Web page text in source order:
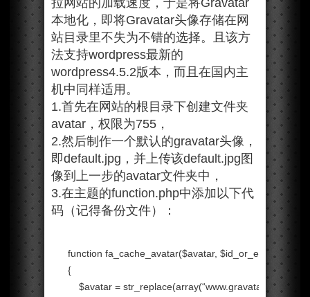
拉网站的加载速度，于是将Gravatar
本地化，即将Gravatar头像存储在网
站目录里不失为不错的选择。且该方
法支持wordpress最新的
wordpress4.5.2版本，而且在国内主
机中同样适用。
1.首先在网站的根目录下创建文件夹
avatar，权限为755，
2.然后制作一个默认的gravatar头像，
即default.jpg，并上传该default.jpg图
像到上一步的avatar文件夹中，
3.在主题的function.php中添加以下代
码（记得备份文件）：
function fa_cache_avatar($avatar, $id_or_email, $size,
{
$avatar = str_replace(array(“www.gravatar.com”